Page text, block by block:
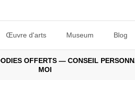
Œuvre d'arts Museum Blog
OFFERTS — CONSEIL
MOI